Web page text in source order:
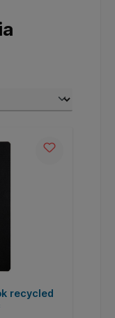
recycled